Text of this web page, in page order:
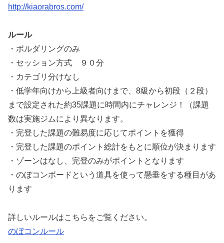
http://kiaorabros.com/
ルール
・ボルダリングのみ
・セッション方式 ９０分
・カテゴリ分けなし
・低学年向けから上級者向けまで、8級から初段（２段）
まで設定された約35課題に時間内にチャレンジ！（課題
数は実施ジムにより異なります。
・完登した課題の難易度に応じてポイントを獲得
・完登した課題のポイント総計をもとに順位が決まります
・ゾーンはなし、完登のみがポイントとなります
・のぼコンボードという道具を使って懸垂をする種目があ
ります
詳しいルールはこちらをご覧ください。
のぼコンルール